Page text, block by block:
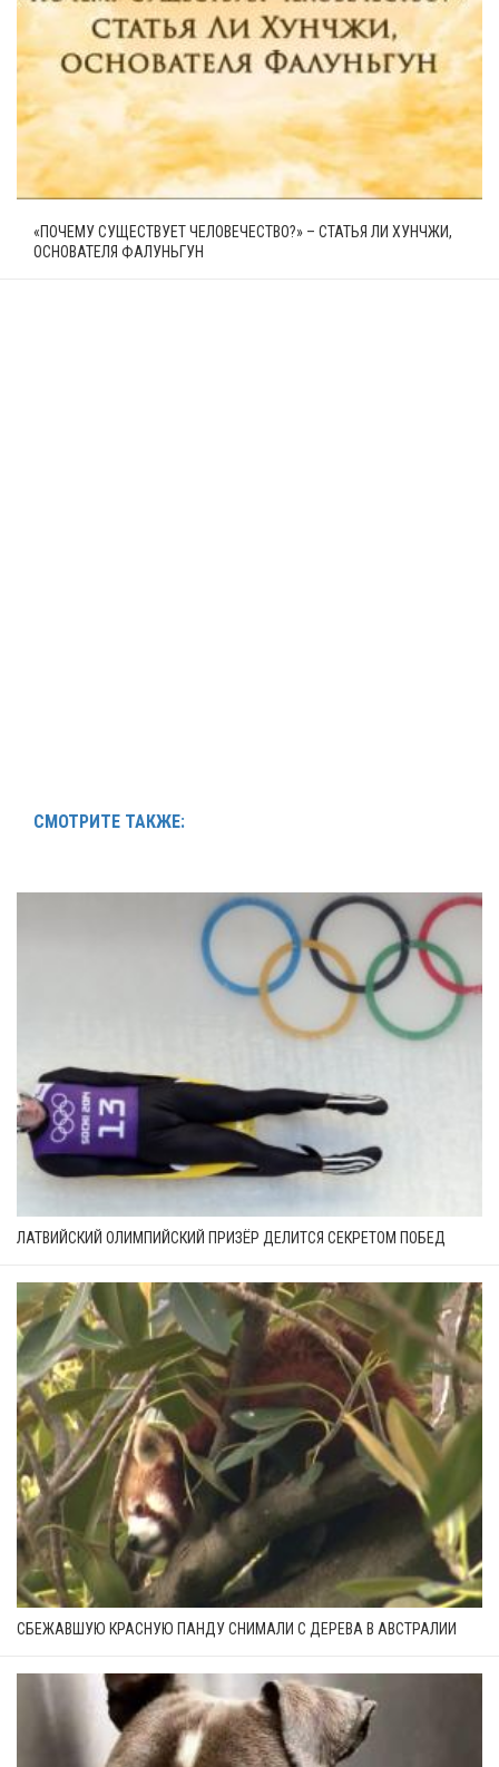
«ПОЧЕМУ СУЩЕСТВУЕТ ЧЕЛОВЕЧЕСТВО?» – СТАТЬЯ ЛИ ХУНЧЖИ,
ОСНОВАТЕЛЯ ФАЛУНЬГУН
СМОТРИТЕ ТАКЖЕ:
ЛАТВИЙСКИЙ ОЛИМПИЙСКИЙ ПРИЗЁР ДЕЛИТСЯ СЕКРЕТОМ ПОБЕД
СБЕЖАВШУЮ КРАСНУЮ ПАНДУ СНИМАЛИ С ДЕРЕВА В АВСТРАЛИИ